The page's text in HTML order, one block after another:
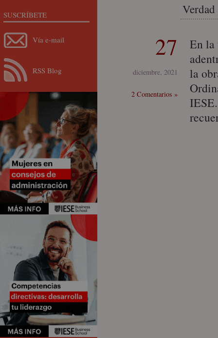
Verdad
27
diciembre, 2021
2 Comentarios »
En la
la
SUSCRÍBETE
Vía e-mail
RSS Blog